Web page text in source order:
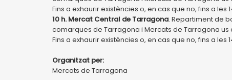
Fins a exhaurir existències o, en cas que no, fins a les
10 h. Mercat Central de Tarragona. Repartiment de
comarques de Tarragona i Mercats de Tarragona
Fins a exhaurir existències o, en cas que no, fins a les
Organitzat per:
Mercats de Tarragona